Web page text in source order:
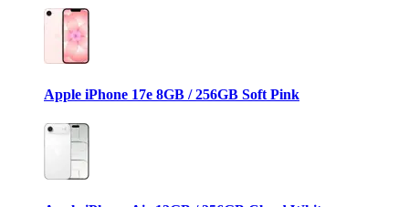
Apple iPhone 17e 8GB / 256GB Soft Pink